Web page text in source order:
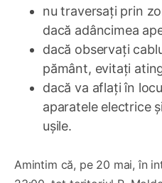
nu traversați prin
dacă adâncimea
dacă observați
pământ, evitați
dacă va aflați în
aparatele electrice
ușile.
Amintim că, pe 20 mai, în